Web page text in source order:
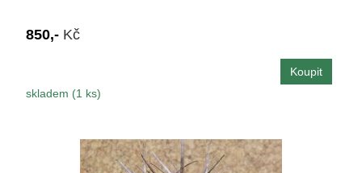
850,- Kč
skladem (1 ks)